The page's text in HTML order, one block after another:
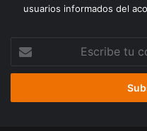
usuarios informados del
correo